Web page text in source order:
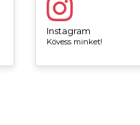
Instagram
Kövess minket!